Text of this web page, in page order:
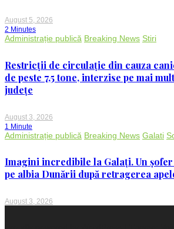
August 5, 2026
2 Minutes
Administrație publică Breaking News Stiri
Restricții de circulație din cauza
de peste 7,5 tone, interzise pe mai
județe
August 3, 2026
1 Minute
Administrație publică Breaking News Galati
Imagini incredibile la Galați. Un
pe albia Dunării după retragerea
August 3, 2026